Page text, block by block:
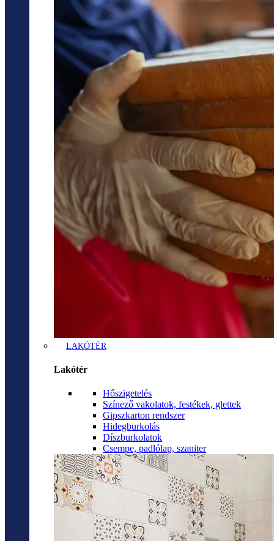
LAKÓTÉR
Lakótér
Hőszigetelés
Színező vakolatok, festékek, glettek
Gipszkarton rendszer
Hidegburkolás
Díszburkolatok
Csempe, padlólap, szaniter